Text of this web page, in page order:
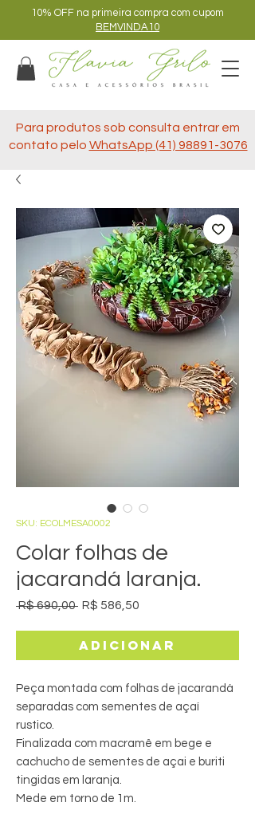
10% OFF na primeira compra com cupom
BEMVINDA10
Para produtos sob consulta entrar em
contato pelo WhatsApp (41) 98891-3076
SKU: ECOLMESA0002
Colar folhas de
jacarandá laranja.
R$ 690,00 Preço
R$ 586,50
Adicionar
Peça montada com folhas de jacarandá
separadas com sementes de açaí
rustico.
Finalizada com macramê em bege e
cachucho de sementes de açai e buriti
tingidas em laranja.
Mede em torno de 1m.